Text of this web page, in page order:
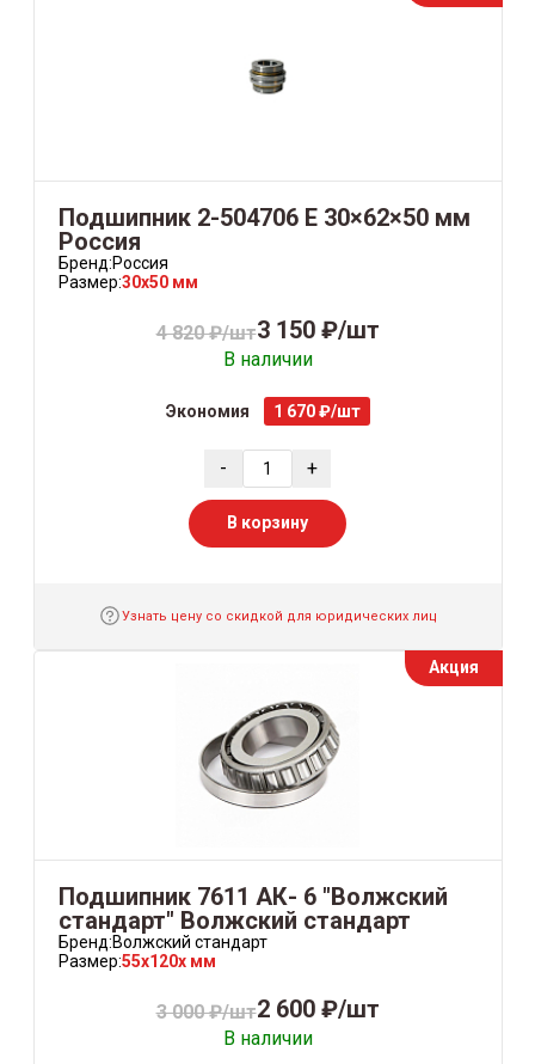
Подшипник 2-504706 Е 30×62×50 мм
Россия
Бренд:Россия
Размер:30x50 мм
4 820 ₽/шт3 150 ₽/шт
В наличии
Экономия 1 670 ₽/шт
- +
В корзину
Узнать цену со скидкой для юридических лиц
Акция
Подшипник 7611 AК- 6 "Волжский
стандарт" Волжский стандарт
Бренд:Волжский стандарт
Размер:55x120x мм
3 000 ₽/шт2 600 ₽/шт
В наличии